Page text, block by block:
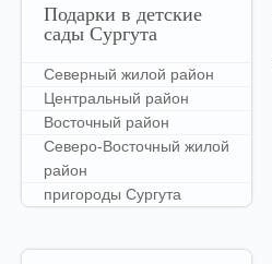
Подарки в детские
сады Сургута
Северный жилой район
Центральный район
Восточный район
Северо-Восточный жилой
район
пригороды Сургута